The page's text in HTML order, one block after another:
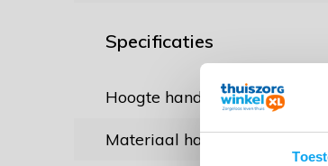
Specificaties
Hoogte handvat (verstelbaar)
Materiaal handvat